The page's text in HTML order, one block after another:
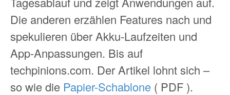
Die anderen erzählen Features nach und
spekulieren über Akku-Laufzeiten und
App-Anpassungen. Bis auf
techpinions.com. Der Artikel lohnt sich –
so wie die Papier-Schablone ( PDF ).